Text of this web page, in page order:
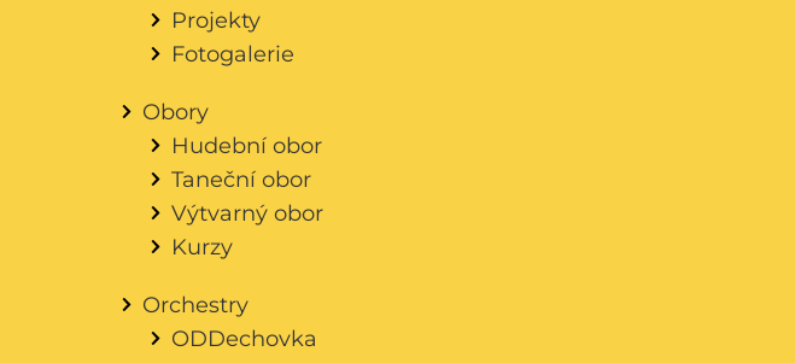
Projekty
Fotogalerie
Obory
Hudební obor
Taneční obor
Výtvarný obor
Kurzy
Orchestry
ODDechovka